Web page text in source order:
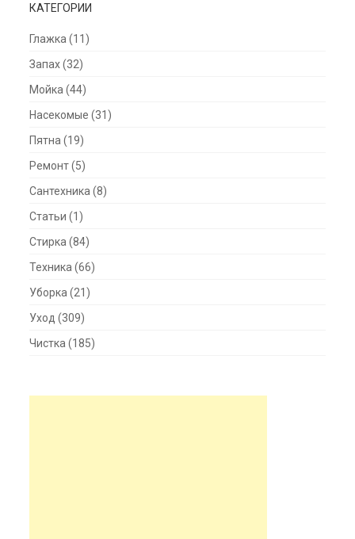
КАТЕГОРИИ
Глажка (11)
Запах(32)
Мойка (44)
Насекомые (31)
Пятна (19)
Ремонт(5)
Сантехника (8)
Статьи (1)
Стирка (84)
Техника (66)
Уборка (21)
Уход (309)
Чистка (185)